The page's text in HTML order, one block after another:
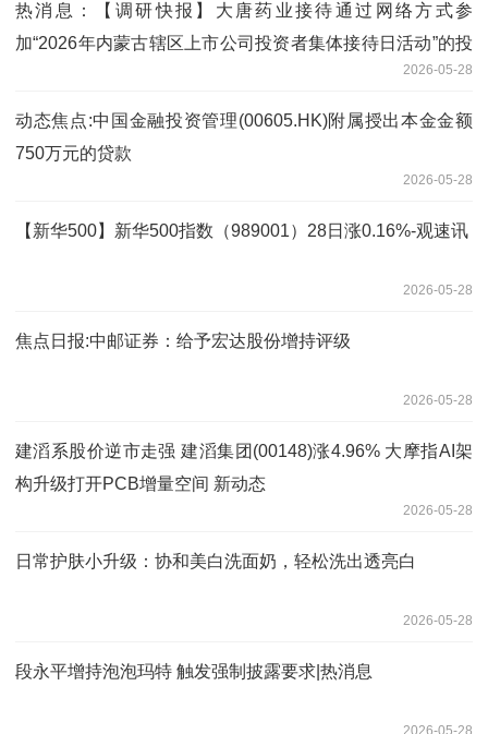
热消息：【调研快报】大唐药业接待通过网络方式参
加“2026年内蒙古辖区上市公司投资者集体接待日活动”的投
2026-05-28
动态焦点:中国金融投资管理(00605.HK)附属授出本金金额
750万元的贷款
2026-05-28
【新华500】新华500指数（989001）28日涨0.16%-观速讯
2026-05-28
焦点日报:中邮证券：给予宏达股份增持评级
2026-05-28
建滔系股价逆市走强 建滔集团(00148)涨4.96% 大摩指AI架
构升级打开PCB增量空间 新动态
2026-05-28
日常护肤小升级：协和美白洗面奶，轻松洗出透亮白
2026-05-28
段永平增持泡泡玛特 触发强制披露要求|热消息